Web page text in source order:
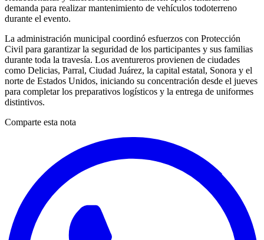
demanda para realizar mantenimiento de vehículos todoterreno
durante el evento.
La administración municipal coordinó esfuerzos con Protección
Civil para garantizar la seguridad de los participantes y sus familias
durante toda la travesía. Los aventureros provienen de ciudades
como Delicias, Parral, Ciudad Juárez, la capital estatal, Sonora y el
norte de Estados Unidos, iniciando su concentración desde el jueves
para completar los preparativos logísticos y la entrega de uniformes
distintivos.
Comparte esta nota